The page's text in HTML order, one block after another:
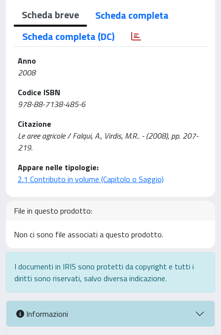
Scheda breve
Scheda completa
Scheda completa (DC)
Anno
2008
Codice ISBN
978-88-7138-485-6
Citazione
Le aree agricole / Falqui, A., Virdis, M.R.. - (2008), pp. 207-
219.
Appare nelle tipologie:
2.1 Contributo in volume (Capitolo o Saggio)
File in questo prodotto:
Non ci sono file associati a questo prodotto.
I documenti in IRIS sono protetti da copyright e tutti i
diritti sono riservati, salvo diversa indicazione.
Informazioni